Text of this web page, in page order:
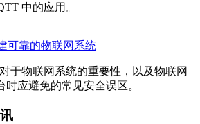
中的应用。
可靠的物联网系统
于物联网系统的重要性，以及物联网
应避免的常见安全误区。